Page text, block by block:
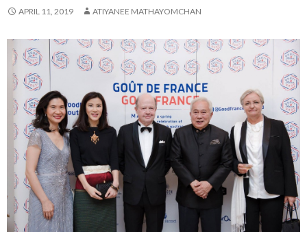
APRIL 11, 2019 ATIYANEE MATHAYOMCHAN